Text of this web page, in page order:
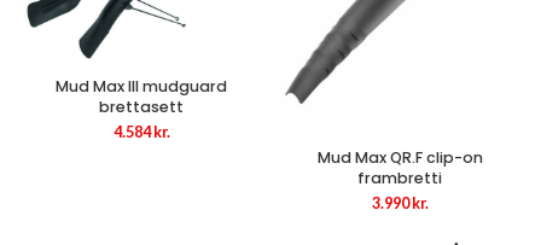
Mud Max III mudguard
brettasett
4.584 kr.
Mud Max QR.F clip-on
frambretti
3.990 kr.